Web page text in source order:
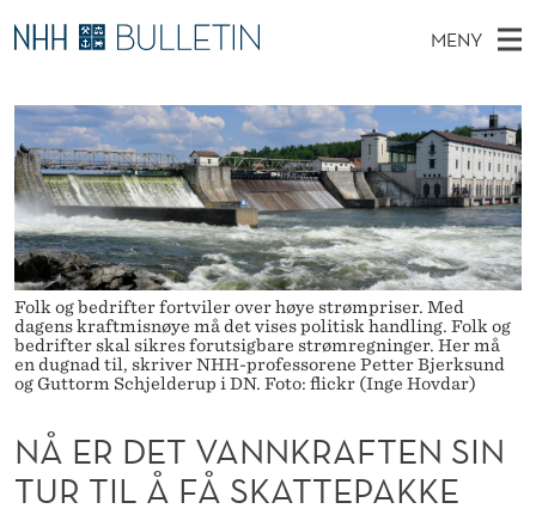
N
Å
E
R
D
E
T
V
A
N
MENY
O
V
E
D
M
E
N
Y
Ø
K
N
E
T
T
S
T
E
E
T
Stipendiater og nye forskerprofiler
Disputaser
Ekspertutvalg
Om Bulletin
Folk og bedrifter fortviler over høye strømpriser. Med
dagens kraftmisnøye må det vises politisk handling. Folk og
bedrifter skal sikres forutsigbare strømregninger. Her må
en dugnad til, skriver NHH-professorene Petter Bjerksund
og Guttorm Schjelderup i DN. Foto: flickr (Inge Hovdar)
NÅ ER DET VANNKRAFTEN SIN
TUR TIL Å FÅ SKATTEPAKKE